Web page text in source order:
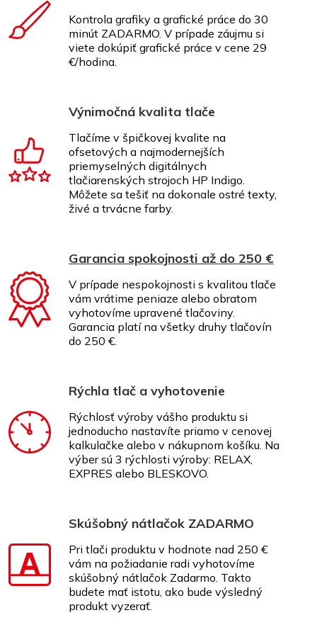
Kontrola grafiky a grafické práce do 30
minút ZADARMO. V prípade záujmu si
viete dokúpiť grafické práce v cene 29
€/hodina.
Výnimočná kvalita tlače
Tlačíme v špičkovej kvalite na
ofsetových a najmodernejších
priemyselných digitálnych
tlačiarenských strojoch HP Indigo.
Môžete sa tešiť na dokonale ostré texty,
živé a trvácne farby.
Garancia spokojnosti až do 250 €
V prípade nespokojnosti s kvalitou tlače
vám vrátime peniaze alebo obratom
vyhotovíme upravené tlačoviny.
Garancia platí na všetky druhy tlačovín
do 250 €.
Rýchla tlač a vyhotovenie
Rýchlosť výroby vášho produktu si
jednoducho nastavíte priamo v cenovej
kalkulačke alebo v nákupnom košíku. Na
výber sú 3 rýchlosti výroby: RELAX,
EXPRES alebo BLESKOVO.
Skúšobný nátlačok ZADARMO
Pri tlači produktu v hodnote nad 250 €
vám na požiadanie radi vyhotovíme
skúšobný nátlačok Zadarmo. Takto
budete mať istotu, ako bude výsledný
produkt vyzerať.